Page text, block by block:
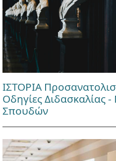
ΙΣΤΟΡΙΑ
Οδηγίες Διδασκαλίας
Σπουδών